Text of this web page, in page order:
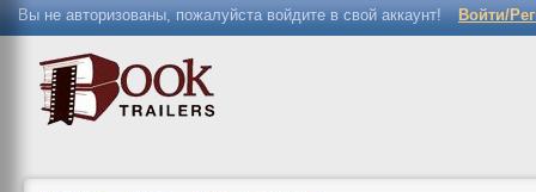
Вы не авторизованы, пожалуйста войдите в свой аккаунт! Войти/